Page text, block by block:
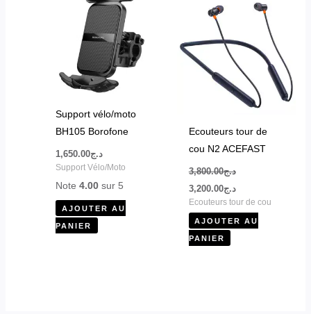
Support vélo/moto
BH105 Borofone
د.ج1,650.00
Support Vélo/Moto
Note4.00 sur 5
AJOUTER AU
PANIER
Ecouteurs tour de
cou N2 ACEFAST
د.ج3,800.00
était :
د.ج3,200.00
actuel
Ecouteurs tour de cou
AJOUTER AU
PANIER